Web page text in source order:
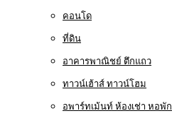
คอนโด
ที่ดิน
อาคารพาณิชย์ ตึกแถว
ทาวน์เฮ้าส์ ทาวน์โฮม
อพาร์ทเม้นท์ ห้องเช่า หอพัก